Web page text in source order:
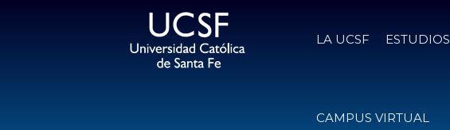
LA UCSF ESTUDIOS
CAMPUS VIRTUAL